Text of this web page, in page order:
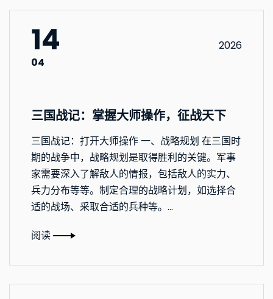
14
04
2026
三国战记：掌握大师操作，征战天下
三国战记：打开大师操作 一、战略规划 在三国时
期的战争中，战略规划是取得胜利的关键。军事
家需要深入了解敌人的情报，包括敌人的实力、
兵力分布等等。制定合理的战略计划，如选择合
适的战场、采取合适的兵种等。...
阅读